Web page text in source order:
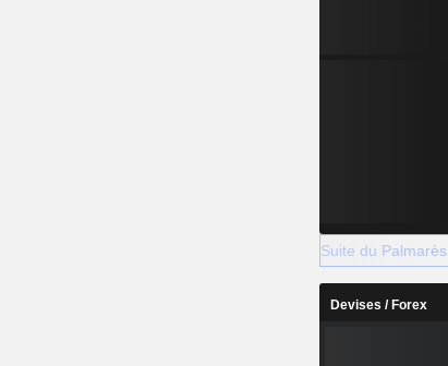
Suite du Palmarès
Devises / Forex